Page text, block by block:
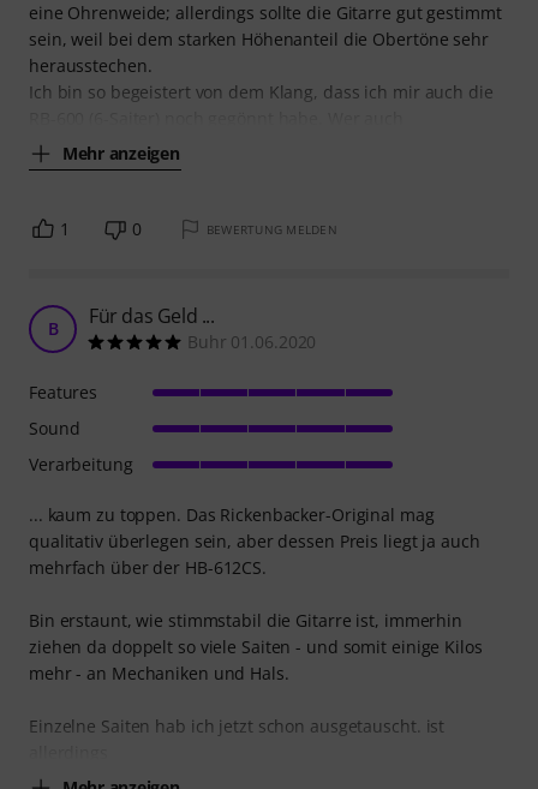
eine Ohrenweide; allerdings sollte die Gitarre gut gestimmt
sein, weil bei dem starken Höhenanteil die Obertöne sehr
herausstechen.
Ich bin so begeistert von dem Klang, dass ich mir auch die
Mehr anzeigen
1 0 BEWERTUNG MELDEN
B Für das Geld ...
Buhr 01.06.2020
... kaum zu toppen. Das Rickenbacker-Original mag
qualitativ überlegen sein, aber dessen Preis liegt ja auch
mehrfach über der HB-612CS.
Bin erstaunt, wie stimmstabil die Gitarre ist, immerhin
ziehen da doppelt so viele Saiten - und somit einige Kilos
mehr - an Mechaniken und Hals.
Einzelne Saiten hab ich jetzt schon ausgetauscht. ist
Features
Sound
Verarbeitung